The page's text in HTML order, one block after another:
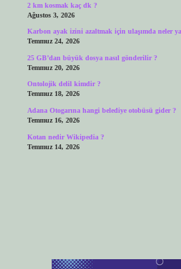
2 km kosmak kaç dk ?
Ağustos 3, 2026
Karbon ayak izini azaltmak için ulaşımda neler
Temmuz 24, 2026
25 GB’dan büyük dosya nasıl gönderilir ?
Temmuz 20, 2026
Ontolojik delil kimdir ?
Temmuz 18, 2026
Adana Otogarına hangi belediye otobüsü gider ?
Temmuz 16, 2026
Kotan nedir Wikipedia ?
Temmuz 14, 2026